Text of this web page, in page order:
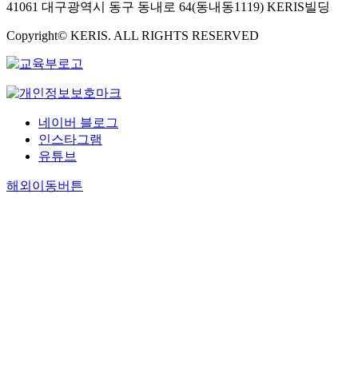
41061 대구광역시 동구 동내로 64(동내동1119) KERIS빌딩
Copyright© KERIS. ALL RIGHTS RESERVED
네이버 블로그
인스타그램
유튜브
해외이동버튼